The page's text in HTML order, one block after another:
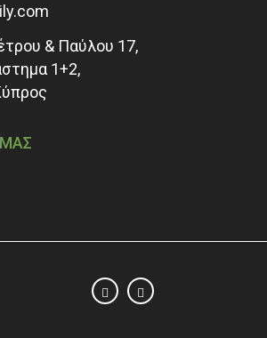
& Παύλου 17,
1+2,